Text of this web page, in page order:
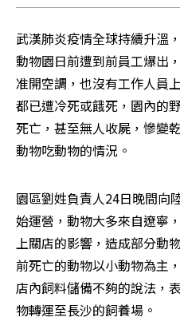
武漢肺炎疫情全球持續升溫
動物園日前遭到前員工爆出
准開空調，也沒有工作人員
都已遭冷死或餓死，園內的
死亡，甚至無人收屍，慘變
動物吃動物的情況。
園區劉姓負責人24日晚間向
始運營，動物大多來自遼寧
上關店的影響，造成部分動
前死亡的動物以小動物為主
店內飼料儲備不夠的說法，
物轉運至長沙的飼養場。